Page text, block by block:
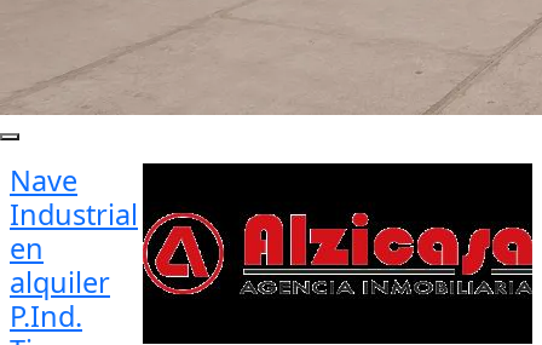
Nave
Industrial
en
alquiler
P.Ind.